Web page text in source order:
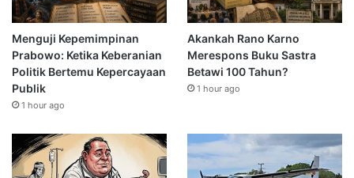
Menguji Kepemimpinan
Prabowo: Ketika Keberanian
Politik Bertemu Kepercayaan
Publik
1 hour ago
Akankah Rano Karno
Merespons Buku Sastra
Betawi 100 Tahun?
1 hour ago